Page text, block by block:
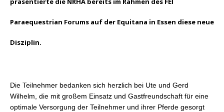
Paraequestrian Forums auf der Equitana in Essen diese neue
Disziplin.
Die Teilnehmer bedanken sich herzlich bei Ute und Gerd
Wilhelm, die mit großem Einsatz und Gastfreundschaft für eine
optimale Versorgung der Teilnehmer und ihrer Pferde gesorgt